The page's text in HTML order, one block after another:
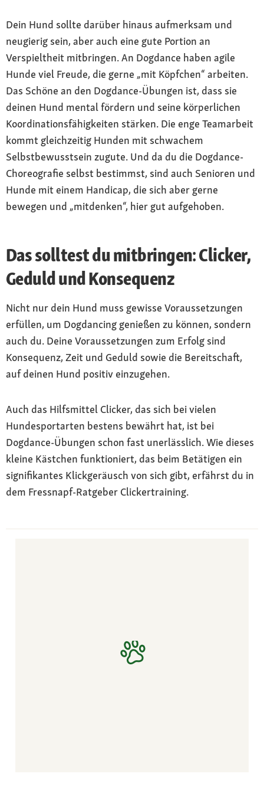
Dein Hund sollte darüber hinaus aufmerksam und
neugierig sein, aber auch eine gute Portion an
Verspieltheit mitbringen. An Dogdance haben agile
Hunde viel Freude, die gerne „mit Köpfchen“ arbeiten.
Das Schöne an den Dogdance-Übungen ist, dass sie
deinen Hund mental fördern und seine körperlichen
Koordinationsfähigkeiten stärken. Die enge Teamarbeit
kommt gleichzeitig Hunden mit schwachem
Selbstbewusstsein zugute. Und da du die Dogdance-
Choreografie selbst bestimmst, sind auch Senioren und
Hunde mit einem Handicap, die sich aber gerne
bewegen und „mitdenken“, hier gut aufgehoben.
Das solltest du mitbringen: Clicker,
Geduld und Konsequenz
Nicht nur dein Hund muss gewisse Voraussetzungen
erfüllen, um Dogdancing genießen zu können, sondern
auch du. Deine Voraussetzungen zum Erfolg sind
Konsequenz, Zeit und Geduld sowie die Bereitschaft,
auf deinen Hund positiv einzugehen.
Auch das Hilfsmittel Clicker, das sich bei vielen
Hundesportarten bestens bewährt hat, ist bei
Dogdance-Übungen schon fast unerlässlich. Wie dieses
kleine Kästchen funktioniert, das beim Betätigen ein
signifikantes Klickgeräusch von sich gibt, erfährst du in
dem Fressnapf-Ratgeber Clickertraining.